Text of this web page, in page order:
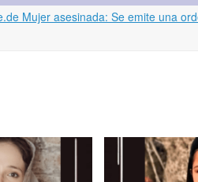
Mujer asesinada: Se emite una